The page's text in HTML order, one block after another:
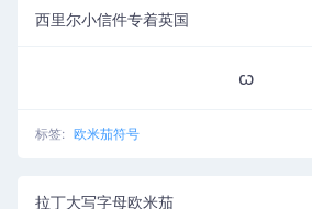
西里尔小信件专着英国
ꙍ
标签: 欧米茄符号
拉丁大写字母欧米茄